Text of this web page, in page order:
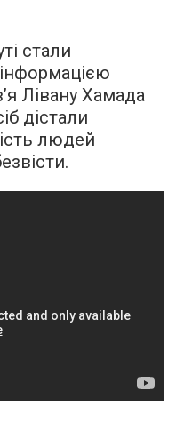
стали
Лівану Хамада
дістали
людей